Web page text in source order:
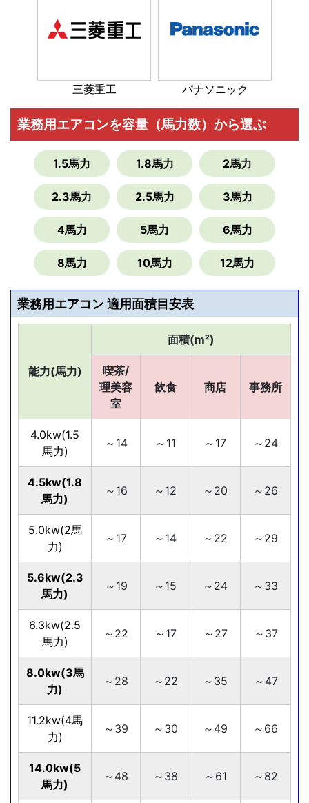
三菱重工 パナソニック
業務用エアコンを容量（馬力数）から選ぶ
1.5馬力 1.8馬力 2馬力
2.3馬力 2.5馬力 3馬力
4馬力 5馬力 6馬力
8馬力 10馬力 12馬力
業務用エアコン 適用面積目安表
能力(馬力)
面積(m²)
喫茶/
理美容
室
飲食 商店 事務所
4.0kw(1.5
馬力)
～14 ～11 ～17 ～24
4.5kw(1.8
馬力)
～16 ～12 ～20 ～26
5.0kw(2馬
力)
～17 ～14 ～22 ～29
5.6kw(2.3
馬力)
～19 ～15 ～24 ～33
6.3kw(2.5
馬力)
～22 ～17 ～27 ～37
8.0kw(3馬
力)
～28 ～22 ～35 ～47
11.2kw(4馬
力)
～39 ～30 ～49 ～66
14.0kw(5
馬力)
～48 ～38 ～61 ～82